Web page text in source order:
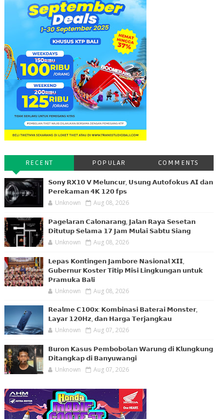
RECENT POPULAR COMMENTS
𝗦𝗼𝗻𝘆 𝗥𝗫𝟭𝟬 𝗩 𝗠𝗲𝗹𝘂𝗻𝗰𝘂𝗿, 𝗨𝘀𝘂𝗻𝗴 𝗔𝘂𝘁𝗼𝗳𝗼𝗸𝘂𝘀 𝗔𝗜 𝗱𝗮𝗻
𝗣𝗲𝗿𝗲𝗸𝗮𝗺𝗮𝗻 𝟰𝗞 𝟭𝟮𝟬 𝗳𝗽𝘀
Unknown Aug 08, 2026
𝗣𝗮𝗴𝗲𝗹𝗮𝗿𝗮𝗻 𝗖𝗮𝗹𝗼𝗻𝗮𝗿𝗮𝗻𝗴, 𝗝𝗮𝗹𝗮𝗻 𝗥𝗮𝘆𝗮 𝗦𝗲𝘀𝗲𝘁𝗮𝗻
𝗗𝗶𝘁𝘂𝘁𝘂𝗽 𝗦𝗲𝗹𝗮𝗺𝗮 𝟭𝟳 𝗝𝗮𝗺 𝗠𝘂𝗹𝗮𝗶 𝗦𝗮𝗯𝘁𝘂 𝗦𝗶𝗮𝗻𝗴
Unknown Aug 08, 2026
𝗟𝗲𝗽𝗮𝘀 𝗞𝗼𝗻𝘁𝗶𝗻𝗴𝗲𝗻 𝗝𝗮𝗺𝗯𝗼𝗿𝗲 𝗡𝗮𝘀𝗶𝗼𝗻𝗮𝗹 𝗫𝗜𝗜,
𝗚𝘂𝗯𝗲𝗿𝗻𝘂𝗿 𝗞𝗼𝘀𝘁𝗲𝗿 𝗧𝗶𝘁𝗶𝗽 𝗠𝗶𝘀𝗶 𝗟𝗶𝗻𝗴𝗸𝘂𝗻𝗴𝗮𝗻 𝘂𝗻𝘁𝘂𝗸
𝗣𝗿𝗮𝗺𝘂𝗸𝗮 𝗕𝗮𝗹𝗶
Unknown Aug 08, 2026
𝗥𝗲𝗮𝗹𝗺𝗲 𝗖𝟭𝟬𝟬𝘅: 𝗞𝗼𝗺𝗯𝗶𝗻𝗮𝘀𝗶 𝗕𝗮𝘁𝗲𝗿𝗮𝗶 𝗠𝗼𝗻𝘀𝘁𝗲𝗿,
𝗟𝗮𝘆𝗮𝗿 𝟭𝟮𝟬𝗛𝘇, 𝗱𝗮𝗻 𝗛𝗮𝗿𝗴𝗮 𝗧𝗲𝗿𝗷𝗮𝗻𝗴𝗸𝗮𝘂
Unknown Aug 07, 2026
𝗕𝘂𝗿𝗼𝗻 𝗞𝗮𝘀𝘂𝘀 𝗣𝗲𝗺𝗯𝗼𝗯𝗼𝗹𝗮𝗻 𝗪𝗮𝗿𝘂𝗻𝗴 𝗱𝗶 𝗞𝗹𝘂𝗻𝗴𝗸𝘂𝗻𝗴
𝗗𝗶𝘁𝗮𝗻𝗴𝗸𝗮𝗽 𝗱𝗶 𝗕𝗮𝗻𝘆𝘂𝘄𝗮𝗻𝗴𝗶
Unknown Aug 07, 2026